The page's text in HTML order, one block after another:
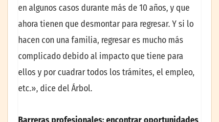
en algunos casos durante más de 10 años, y que
ahora tienen que desmontar para regresar. Y si lo
hacen con una familia, regresar es mucho más
complicado debido al impacto que tiene para
ellos y por cuadrar todos los trámites, el empleo,
etc.», dice del Árbol.